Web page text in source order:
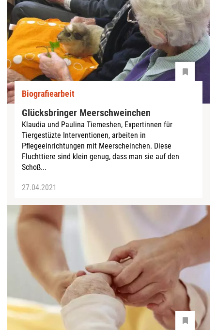
Biografiearbeit
Glücksbringer Meerschweinchen
Klaudia und Paulina Tiemeshen, Expertinnen für
Tiergestüzte Interventionen, arbeiten in
Pflegeeinrichtungen mit Meerscheinchen. Diese
Fluchttiere sind klein genug, dass man sie auf den
Schoß...
27.04.2021